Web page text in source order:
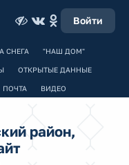
Войти
СНЕГА "НАШ ДОМ"
ОТКРЫТЫЕ ДАННЫЕ
ПОЧТА ВИДЕО
район,